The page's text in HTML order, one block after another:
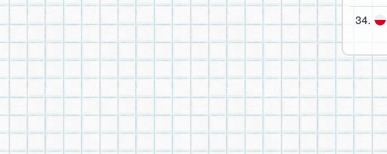
34.